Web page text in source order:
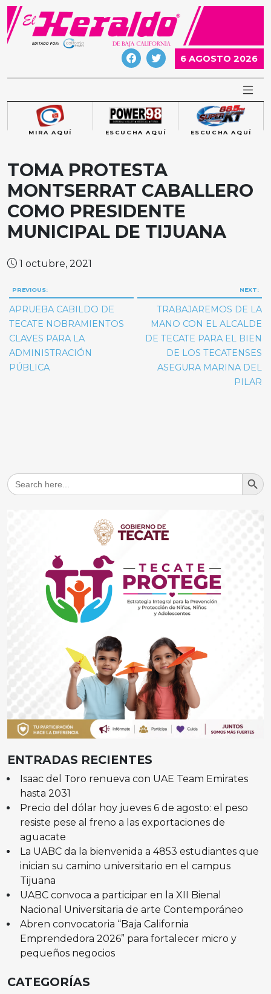
Skip
content
6 AGOSTO 2026
MIRA AQUÍ ESCUCHA AQUÍ ESCUCHA AQUÍ
TOMA PROTESTA
MONTSERRAT CABALLERO
COMO PRESIDENTE
MUNICIPAL DE TIJUANA
1 octubre, 2021
Navegación
de
entradas
PREVIOUS:
APRUEBA CABILDO DE
TECATE NOBRAMIENTOS
CLAVES PARA LA
ADMINISTRACIÓN
PÚBLICA
NEXT:
TRABAJAREMOS DE LA
MANO CON EL ALCALDE
DE TECATE PARA EL BIEN
DE LOS TECATENSES
ASEGURA MARINA DEL
PILAR
Search
for:
Search
ENTRADAS RECIENTES
Isaac del Toro renueva con UAE Team Emirates
hasta 2031
Precio del dólar hoy jueves 6 de agosto: el peso
resiste pese al freno a las exportaciones de
aguacate
La UABC da la bienvenida a 4853 estudiantes que
inician su camino universitario en el campus
Tijuana
UABC convoca a participar en la XII Bienal
Nacional Universitaria de arte Contemporáneo
Abren convocatoria “Baja California
Emprendedora 2026” para fortalecer micro y
pequeños negocios
CATEGORÍAS